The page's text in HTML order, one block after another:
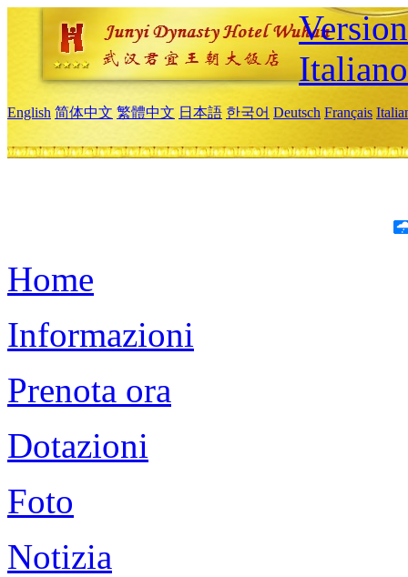
Italiano
English 简体中文 繁體中文 日本語 한국어 Deutsch Français
Home
Informazioni
Prenota ora
Dotazioni
Foto
Notizia